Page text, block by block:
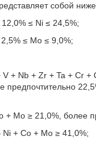
собой
≤ Ni ≤ 24,5%;
2,5% ≤ Мо ≤ 9,0%;
+ Nb + Zr + Ta + Cr
предпочтительно
+ Мо ≥ 21,0%, более
+ Co + Mo ≥ 41,0%;